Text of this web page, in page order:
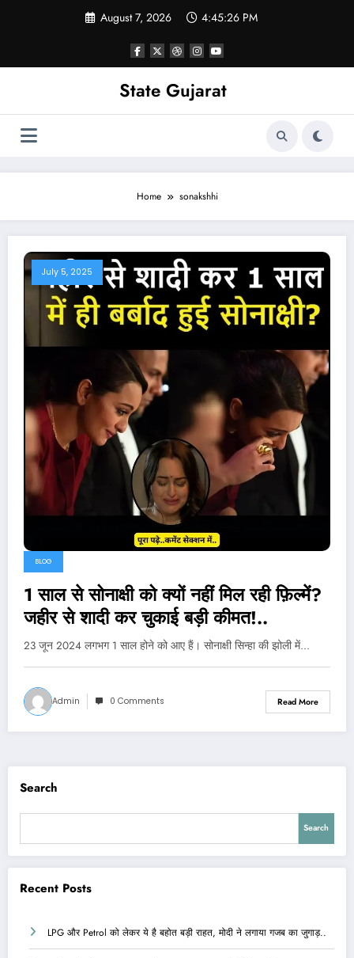
August 7, 2026 4:45:27 PM
State Gujarat
Home sonakshhi
July 5, 2025
BLOG
1 साल से सोनाक्षी को क्यों नहीं मिल रही फ़िल्में?
जहीर से शादी कर चुकाई बड़ी कीमत!..
23 जून 2024 लगभग 1 साल होने को आए हैं। सोनाक्षी सिन्हा की झोली में…
Admin 0 Comments Read More
Search
Search
Recent Posts
LPG और Petrol को लेकर ये है बहोत बड़ी राहत, मोदी ने लगाया गजब का जुगाड़..